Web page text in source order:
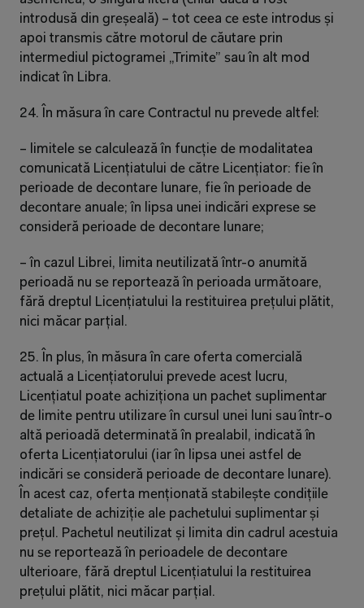
introdusă din greșeală) – tot ceea ce este introdus și
apoi transmis către motorul de căutare prin
intermediul pictogramei „Trimite” sau în alt mod
indicat în Libra.
24. În măsura în care Contractul nu prevede altfel:
– limitele se calculează în funcție de modalitatea
comunicată Licențiatului de către Licențiator: fie în
perioade de decontare lunare, fie în perioade de
decontare anuale; în lipsa unei indicări exprese se
consideră perioade de decontare lunare;
– în cazul Librei, limita neutilizată într-o anumită
perioadă nu se reportează în perioada următoare,
fără dreptul Licențiatului la restituirea prețului plătit,
nici măcar parțial.
25. În plus, în măsura în care oferta comercială
actuală a Licențiatorului prevede acest lucru,
Licențiatul poate achiziționa un pachet suplimentar
de limite pentru utilizare în cursul unei luni sau într-o
altă perioadă determinată în prealabil, indicată în
oferta Licențiatorului (iar în lipsa unei astfel de
indicări se consideră perioade de decontare lunare).
În acest caz, oferta menționată stabilește condițiile
detaliate de achiziție ale pachetului suplimentar și
prețul. Pachetul neutilizat și limita din cadrul acestuia
nu se reportează în perioadele de decontare
ulterioare, fără dreptul Licențiatului la restituirea
prețului plătit, nici măcar parțial.